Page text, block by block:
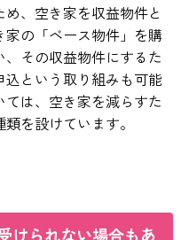
、空き家を収益物件と
家の「ベース物件」を購
その収益物件にするた
という取り組みも可能
は、空き家を減らすた
を設けています。
けられない場合もあ